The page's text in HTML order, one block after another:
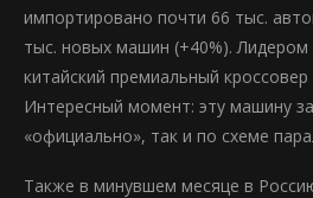
импортировано почти 66 тыс.
тыс. новых машин (+40%). Лидером
китайский премиальный
Интересный момент: эту машину
«официально», так и по схеме
Также в минувшем месяце в